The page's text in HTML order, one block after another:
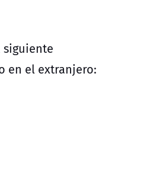
siguiente
en el extranjero: